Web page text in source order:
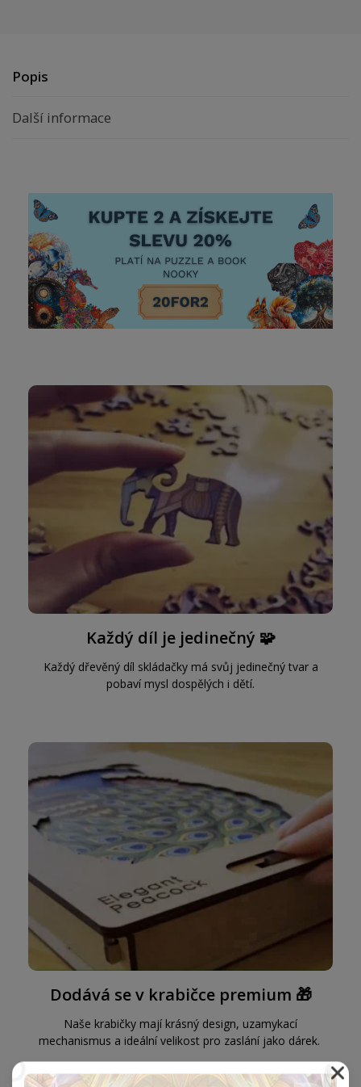
Popis
Další informace
Každý díl je jedinečný 🧩
Každý dřevěný díl skládačky má svůj jedinečný tvar a
pobaví mysl dospělých i dětí.
Dodává se v krabičce premium 🎁
Naše krabičky mají krásný design, uzamykací
mechanismus a ideální velikost pro zaslání jako dárek.